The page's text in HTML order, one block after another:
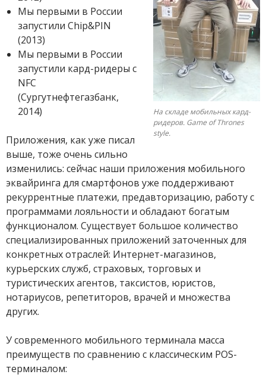
На складе мобильных кард-
ридеров. Game of Thrones
style.
Мы первыми в России
запустили Chip&PIN
(2013)
Мы первыми в России
запустили кард-ридеры с
NFC
(Сургутнефтегазбанк,
2014)
Приложения, как уже писал
выше, тоже очень сильно
изменились: сейчас наши приложения мобильного
эквайринга для смартфонов уже поддерживают
рекуррентные платежи, предавторизацию, работу с
программами лояльности и обладают богатым
функционалом. Существует большое количество
специализированных приложений заточенных для
конкретных отраслей: Интернет-магазинов,
курьерских служб, страховых, торговых и
туристических агентов, таксистов, юристов,
нотариусов, репетиторов, врачей и множества
других.
У современного мобильного терминала масса
преимуществ по сравнению с классическим POS-
терминалом: